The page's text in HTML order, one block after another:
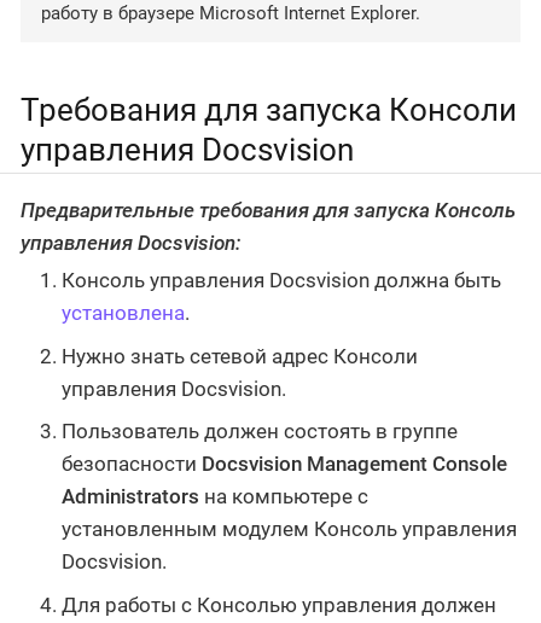
работу в браузере Microsoft Internet Explorer.
Требования для запуска Консоли
управления Docsvision
Предварительные требования для запуска Консоль
управления Docsvision:
Консоль управления Docsvision должна быть
установлена.
Нужно знать сетевой адрес Консоли
управления Docsvision.
Пользователь должен состоять в группе
безопасности Docsvision Management Console
Administrators на компьютере с
установленным модулем Консоль управления
Docsvision.
Для работы с Консолью управления должен